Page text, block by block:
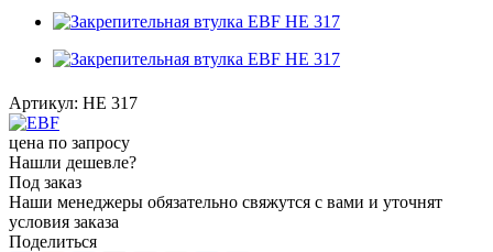
Артикул: HE 317
цена по запросу
Нашли дешевле?
Под заказ
Наши менеджеры обязательно свяжутся с вами и уточнят
условия заказа
Поделиться